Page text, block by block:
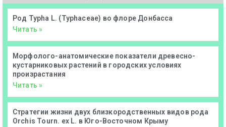
Род Typha L. (Typhaceae) во флоре Донбасса
Читать »
Морфолого-анатомические показатели древесно-
кустарниковых растений в городских условиях
произрастания
Читать »
Стратегии жизни двух близкородственных видов рода
Orchis Tourn. ex L. в Юго-Восточном Крыму